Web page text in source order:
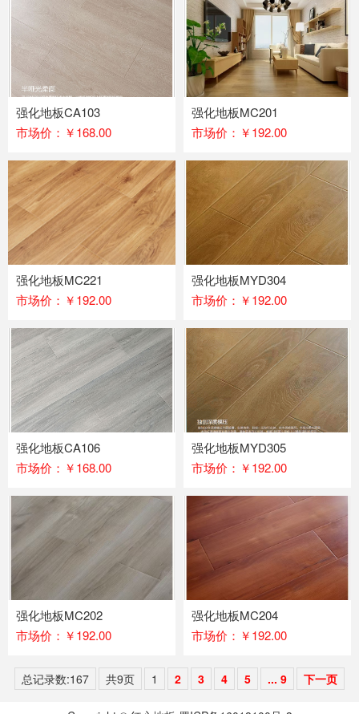
强化地板CA103
市场价：￥168.00
强化地板MC201
市场价：￥192.00
强化地板MC221
市场价：￥192.00
强化地板MYD304
市场价：￥192.00
强化地板CA106
市场价：￥168.00
强化地板MYD305
市场价：￥192.00
强化地板MC202
市场价：￥192.00
强化地板MC204
市场价：￥192.00
总记录数:167 共9页 1 2 3 4 5 ... 9 下一页